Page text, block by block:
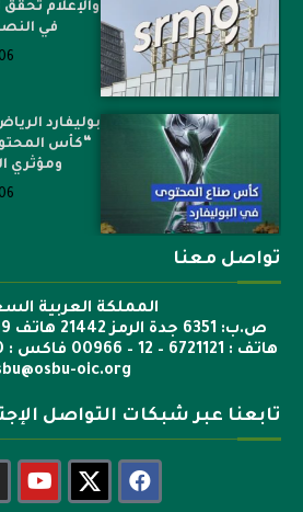
في
بوليفارد
“كأس
ومؤثري
تواصل معنا
المملكة العربية
هاتف : 6721121 – 12 – 00966 فاكس : 6722600 – 12 – 00966
oic.org
تابعنا عبر شبكات التواصل